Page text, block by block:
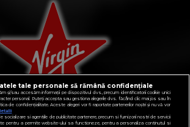
tale personale să rămână confidențiale
și/sau accesăm informații pe dispozitivul dvs., precum identificatorii cookie unici
personal. Puteți accepta sau gestiona alegerile dvs. făcând clic mai jos sau în
de confidențialitate. Aceste alegeri vor fi raportate partenerilor noștri și nu vă vor
socializare si agentiile de publicitate partenere, precum si furnizorii nostri de servicii
pentru a permite website-ului sa functioneze, pentru a personaliza continutul si